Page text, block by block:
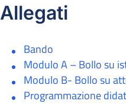
Allegati
Bando
Modulo A – Bollo su
Modulo B- Bollo su
Programmazione